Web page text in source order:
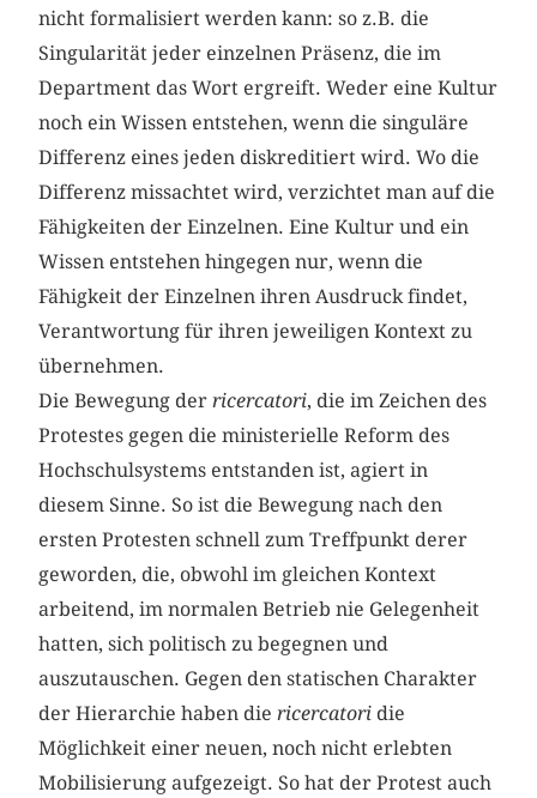
nicht formalisiert werden kann: so z.B. die
Singularität jeder einzelnen Präsenz, die im
Department das Wort ergreift. Weder eine Kultur
noch ein Wissen entstehen, wenn die singuläre
Differenz eines jeden diskreditiert wird. Wo die
Differenz missachtet wird, verzichtet man auf die
Fähigkeiten der Einzelnen. Eine Kultur und ein
Wissen entstehen hingegen nur, wenn die
Fähigkeit der Einzelnen ihren Ausdruck findet,
Verantwortung für ihren jeweiligen Kontext zu
übernehmen.
Die Bewegung derricercatori, die im Zeichen des
Protestes gegen die ministerielle Reform des
Hochschulsystems entstanden ist, agiert in
diesem Sinne. So ist die Bewegung nach den
ersten Protesten schnell zum Treffpunkt derer
geworden, die, obwohl im gleichen Kontext
arbeitend, im normalen Betrieb nie Gelegenheit
hatten, sich politisch zu begegnen und
auszutauschen. Gegen den statischen Charakter
der Hierarchie haben diericercatori die
Möglichkeit einer neuen, noch nicht erlebten
Mobilisierung aufgezeigt. So hat der Protest auch